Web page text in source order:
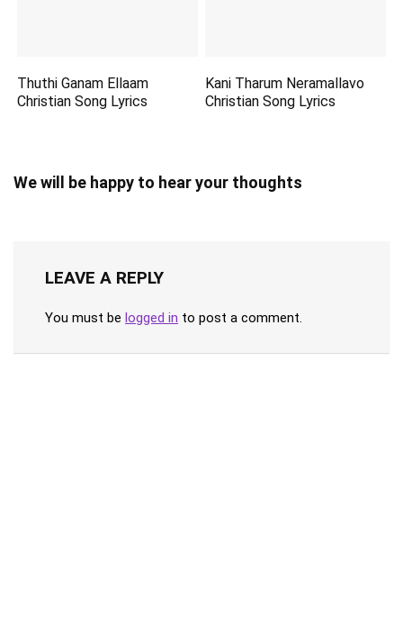
Thuthi Ganam Ellaam
Christian Song Lyrics
Kani Tharum Neramallavo
Christian Song Lyrics
We will be happy to hear your thoughts
LEAVE A REPLY
You must be logged in to post a comment.